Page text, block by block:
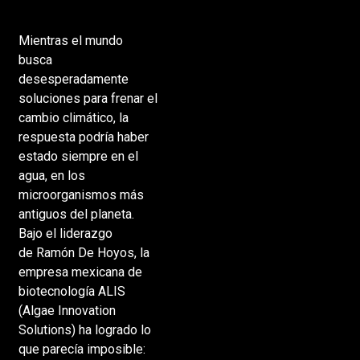
Mientras el mundo
busca
desesperadamente
soluciones para frenar el
cambio climático, la
respuesta podría haber
estado siempre en el
agua, en los
microorganismos más
antiguos del planeta.
Bajo el liderazgo
de Ramón De Hoyos, la
empresa mexicana de
biotecnología ALIS
(Algae Innovation
Solutions) ha logrado lo
que parecía imposible: